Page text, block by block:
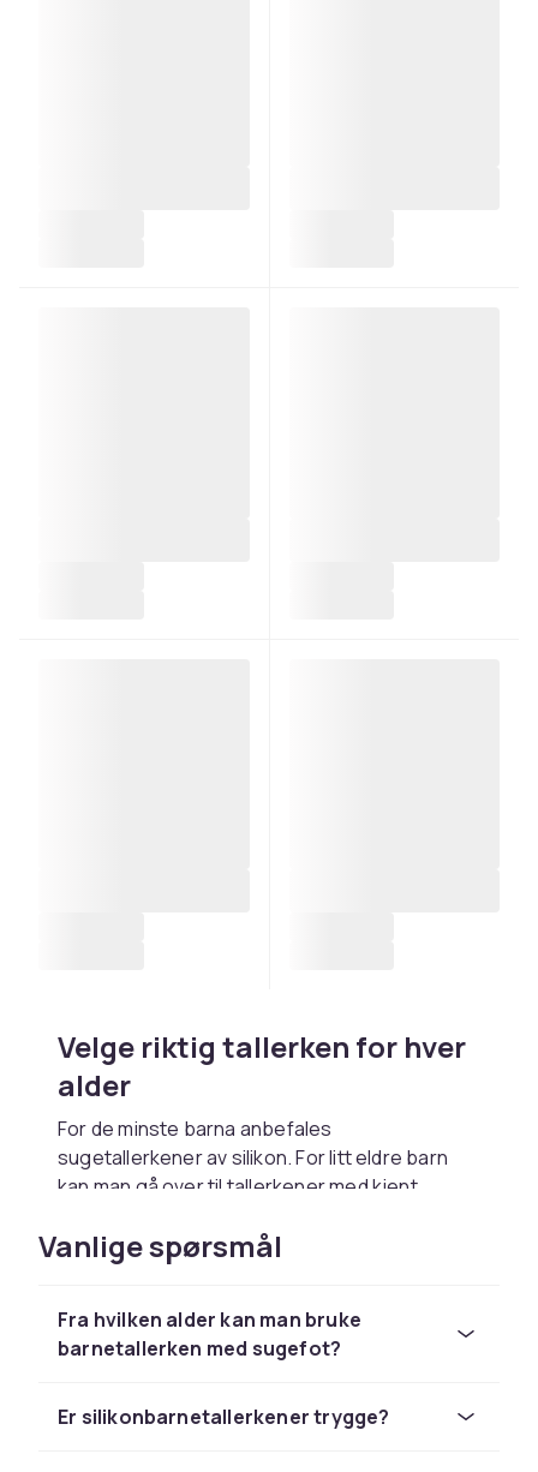
Velge riktig tallerken for hver
alder
For de minste barna anbefales
sugetallerkener av silikon. For litt eldre barn
kan man gå over til tallerkener med kjent
mønstre øker matgleden.
Velg tallerkener som holder maten varm lenger
– dobbeltveggede tallerkener med varmt vann
Kontroller at ingen deler med
Vanlige spørsmål
Fra hvilken alder kan man bruke
barnetallerken med sugefot?
Er silikonbarnetallerkener trygge?